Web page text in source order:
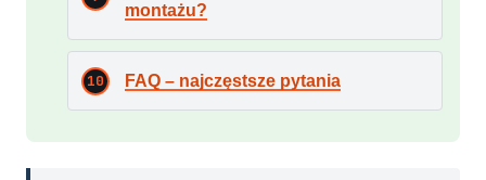
montażu?
FAQ – najczęstsze pytania